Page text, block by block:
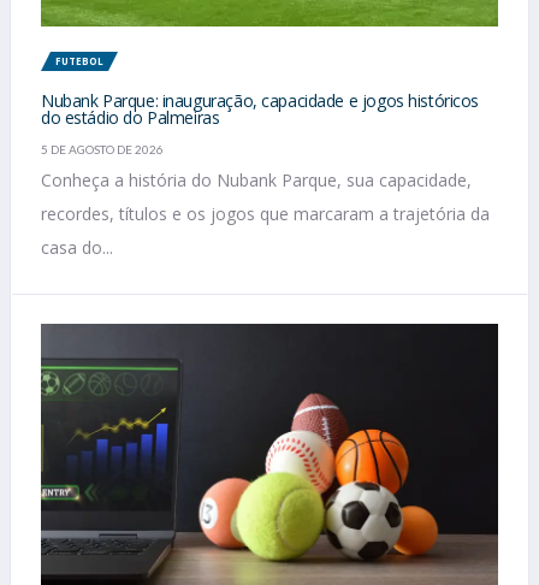
FUTEBOL
Nubank Parque: inauguração, capacidade e jogos históricos
do estádio do Palmeiras
5 DE AGOSTO DE 2026
Conheça a história do Nubank Parque, sua capacidade,
recordes, títulos e os jogos que marcaram a trajetória da
casa do...